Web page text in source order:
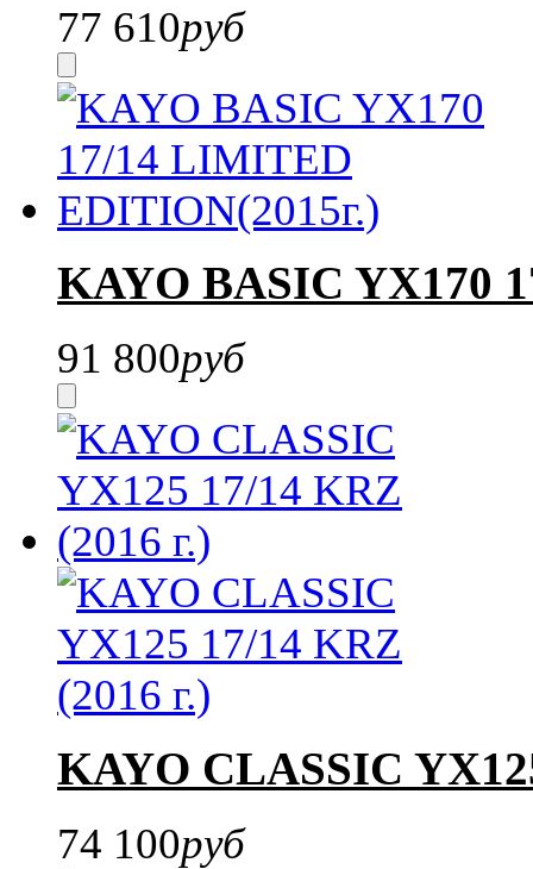
77 610руб
KAYO BASIC YX170
91 800руб
KAYO CLASSIC
74 100руб